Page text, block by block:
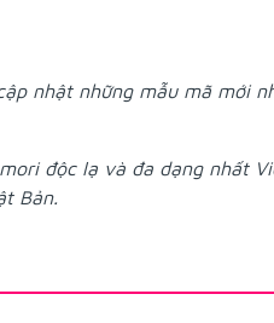
nhật những mẫu mã mới
độc lạ và đa dạng nhất
Bản.